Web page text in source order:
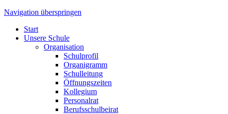
Navigation überspringen
Start
Unsere Schule
Organisation
Schulprofil
Organigramm
Schulleitung
Öffnungszeiten
Kollegium
Personalrat
Berufsschulbeirat